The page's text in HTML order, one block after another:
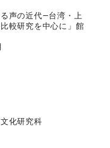
声の近代―台湾・上
較研究を中心に」館
化研究科